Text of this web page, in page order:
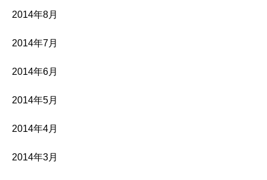
2014年8月
2014年7月
2014年6月
2014年5月
2014年4月
2014年3月